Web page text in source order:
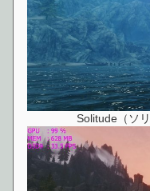
Solitude（ソ